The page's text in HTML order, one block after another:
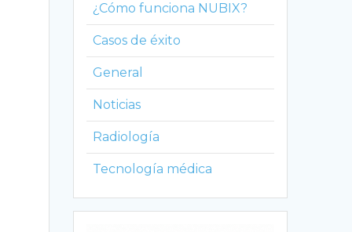
¿Cómo funciona NUBIX?
Casos de éxito
General
Noticias
Radiología
Tecnología médica